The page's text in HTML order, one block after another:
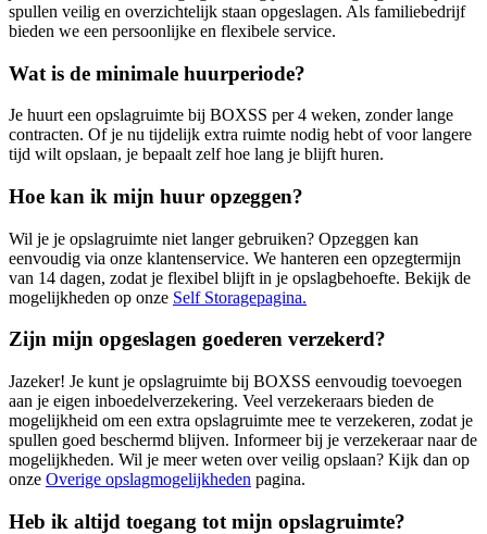
spullen veilig en overzichtelijk staan opgeslagen. Als familiebedrijf
bieden we een persoonlijke en flexibele service.
Wat is de minimale huurperiode?
Je huurt een opslagruimte bij BOXSS per 4 weken, zonder lange
contracten. Of je nu tijdelijk extra ruimte nodig hebt of voor langere
tijd wilt opslaan, je bepaalt zelf hoe lang je blijft huren.
Hoe kan ik mijn huur opzeggen?
Wil je je opslagruimte niet langer gebruiken? Opzeggen kan
eenvoudig via onze klantenservice. We hanteren een opzegtermijn
van 14 dagen, zodat je flexibel blijft in je opslagbehoefte. Bekijk de
mogelijkheden op onze Self Storagepagina.
Zijn mijn opgeslagen goederen verzekerd?
Jazeker! Je kunt je opslagruimte bij BOXSS eenvoudig toevoegen
aan je eigen inboedelverzekering. Veel verzekeraars bieden de
mogelijkheid om een extra opslagruimte mee te verzekeren, zodat je
spullen goed beschermd blijven. Informeer bij je verzekeraar naar de
mogelijkheden. Wil je meer weten over veilig opslaan? Kijk dan op
onze Overige opslagmogelijkheden pagina.
Heb ik altijd toegang tot mijn opslagruimte?